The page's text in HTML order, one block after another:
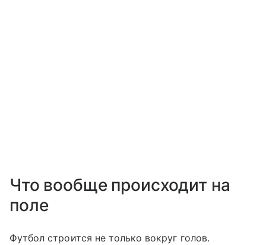
Что вообще происходит на
поле
Футбол строится не только вокруг голов.